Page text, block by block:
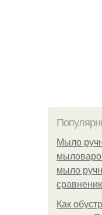
Мыло
мыло
Как